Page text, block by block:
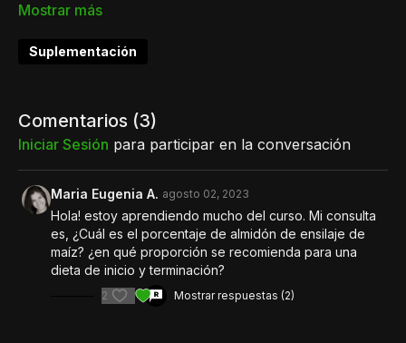
todos los componentes que incluye una dieta de
Suplementación
Comentarios (3)
Iniciar Sesión para participar en la conversación
Maria Eugenia A. agosto 02, 2023
Hola! estoy aprendiendo mucho del curso. Mi consulta
es, ¿Cuál es el porcentaje de almidón de ensilaje de
maíz? ¿en qué proporción se recomienda para una
dieta de inicio y terminación?
2 Mostrar respuestas (2)